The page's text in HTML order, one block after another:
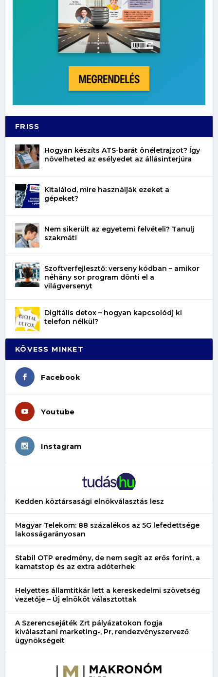
FRISS
Hogyan készíts ATS-barát önéletrajzot? Így
növelheted az esélyedet az állásinterjúra
Kitalálod, mire használják ezeket a
gépeket?
Nem sikerült az egyetemi felvételi? Tanulj
szakmát!
Szoftverfejlesztő: verseny kódban – amikor
néhány sor program dönti el a
világversenyt
Digitális detox – hogyan kapcsolódj ki
telefon nélkül?
KÖVESS MINKET
Facebook
Youtube
Instagram
Kedden köztársasági elnökválasztás lesz
Magyar Telekom: 88 százalékos az 5G lefedettsége
lakosságarányosan
Stabil OTP eredmény, de nem segít az erős forint, a
kamatstop és az extra adóterhek
Helyettes államtitkár lett a kereskedelmi szövetség
vezetője – Új elnököt választottak
A Szerencsejáték Zrt pályázatokon fogja
kiválasztani marketing-, Pr, rendezvényszervező
ügynökségeit